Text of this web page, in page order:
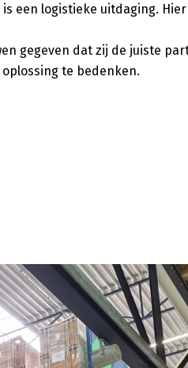
een logistieke uitdaging.
gegeven dat zij de juiste
te bedenken.